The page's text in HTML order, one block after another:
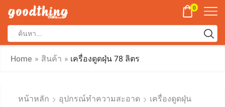
0
Home » สินค้า » เครื่องดูดฝุ่น 78 ลิตร
หน้าหลัก อุปกรณ์ทำความสะอาด เครื่องดูดฝุ่น